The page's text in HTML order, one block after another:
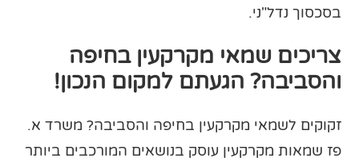
בסכסוך נדל"ני.
צריכים שמאי מקרקעין בחיפה
והסביבה? הגעתם למקום הנכון!
זקוקים לשמאי מקרקעין בחיפה והסביבה? משרד א.
פז שמאות מקרקעין עוסק בנושאים המורכבים ביותר